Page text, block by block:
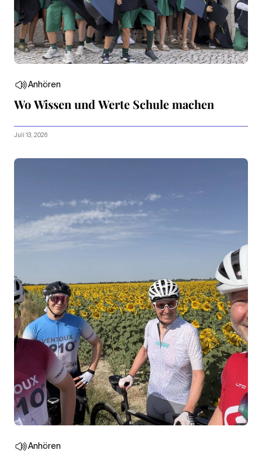
Anhören
Wo Wissen und Werte Schule machen
Juli 13, 2026
Anhören